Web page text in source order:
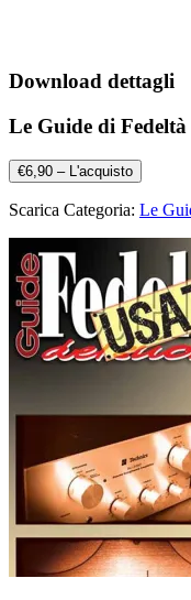
Download dettagli
Le Guide di
€6,90 – L'acquisto
Scarica Categoria: Le